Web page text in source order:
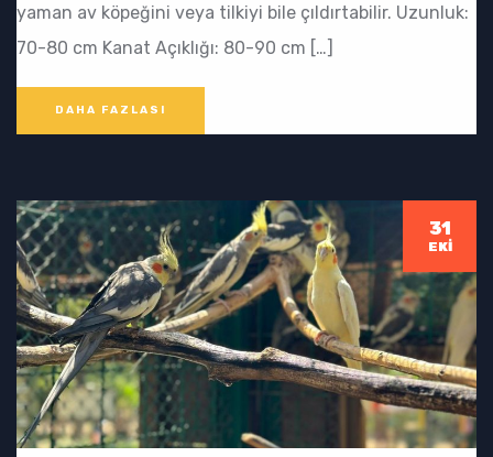
yaman av köpeğini veya tilkiyi bile çıldırtabilir. Uzunluk:
70-80 cm Kanat Açıklığı: 80-90 cm […]
DAHA FAZLASI
31
EKI